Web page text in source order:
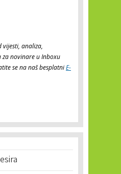
vijesti, analiza,
novinare u Inboxu
se na naš besplatniE-